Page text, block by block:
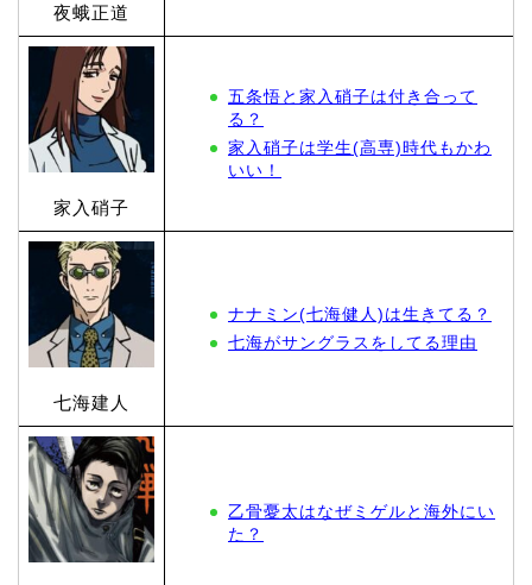
夜蛾正道
家入硝子
五条悟と家入硝子は付き合って
る？
家入硝子は学生(高専)時代もかわ
いい！
七海建人
ナナミン(七海健人)は生きてる？
七海がサングラスをしてる理由
乙骨憂太はなぜミゲルと海外にい
た？